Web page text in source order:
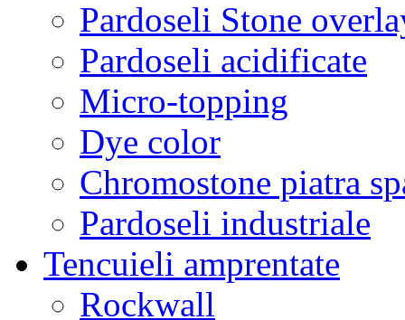
Pardoseli Stone
Pardoseli acidificate
Micro-topping
Dye color
Chromostone piatra
Pardoseli industriale
Tencuieli amprentate
Rockwall